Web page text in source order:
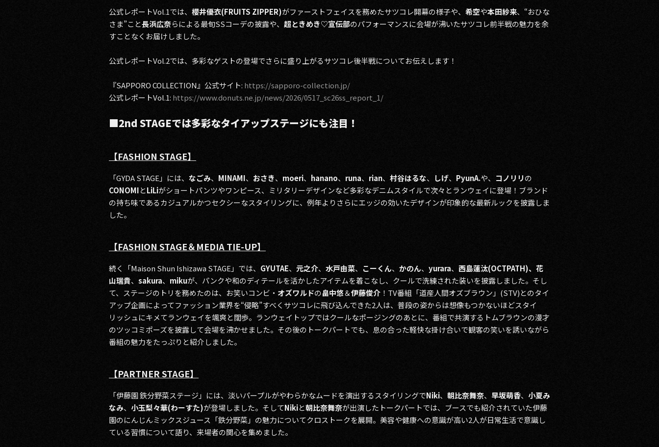
公式レポートVol.1では、 櫻井優衣(FRUITS ZIPPER)がファーストフェイスを務めたサツコレ開幕の様子や、 希空や本田紗来、“おひな
さま”こと長浜広奈らによる最旬SSコーデの披露や、 超ときめき♡宣伝部のパフォーマンスに会場が沸いたサツコレ前半戦の魅力を余
すことなくお届けしました。
公式レポートVol.2では、多彩なゲストの登場でさらに盛り上がるサツコレ後半戦についてお伝えします！
『SAPPORO COLLECTION』公式サイト: https://sapporo-collection.jp/
公式レポートVol.1: https://www.donuts.ne.jp/news/2026/0517_sc26ss_report_1/
■2nd STAGEでは多彩なタイアップステージにも注目！
【FASHION STAGE】
「GYDA STAGE」には、 なごみ、 MINAMI、 おさき、 moeri、 hanano、 runa、 rian、 村谷はるな、 しげ、 PyunA.や、 コノリリの
CONOMIとLiLiがショートパンツやワンピース、ミリタリーデザインなど多彩なデニムスタイルで次々とランウェイに登場！ブランド
の持ち味であるカジュアルかつセクシーなスタイリングに、例年よりさらにエッジの効いたデザインが印象的な最新ルックを披露しま
した。
【FASHION STAGE＆MEDIA TIE-UP】
続く「Maison Shun Ishizawa STAGE」では、 GYUTAE、 元之介、 水戸由菜、 こーくん、 かのん、 yurara、 西島蓮汰(OCTPATH)、花
山瑞貴、 sakura、 mikuが、パンクや和のディテールを活かしたアイテムを着こなし、クールで洗練された装いを披露しました。そし
て、ステージのトリを務めたのは、お笑いコンビ・ オズワルドの畠中悠＆伊藤俊介 ！TV番組「道産人間オズブラウン」(STV)とのタイ
アップ企画によってファッション業界を“侵略”すべくサツコレに飛び込んできた2人は、普段の姿からは想像もつかないほどスタイ
リッシュにキメてランウェイを颯爽と闊歩。ランウェイトップではクールなポージングのあとに、番組で共演するトムブラウンの漫才
のツッコミポーズを披露して会場を沸かせました。その後のトークパートでも、息の合った軽快な掛け合いで観客の笑いを誘いながら
番組の魅力をたっぷりと紹介しました。
【PARTNER STAGE】
「伊藤園 鉄分野菜ステージ」には、淡いパープルがやわらかなムードを演出するスタイリングでNiki、 朝比奈舞奈、 早坂萌香、 小夏み
なみ、 小玉梨々華(わーすた)が登場しました。そしてNikiと朝比奈舞奈が出演したトークパートでは、ブースでも紹介されていた伊藤
園のにんじんミックスジュース「鉄分野菜」の魅力についてクロストークを展開。美容や健康への意識が高い2人が日常生活で意識し
ている習慣について語り、来場者の関心を集めました。